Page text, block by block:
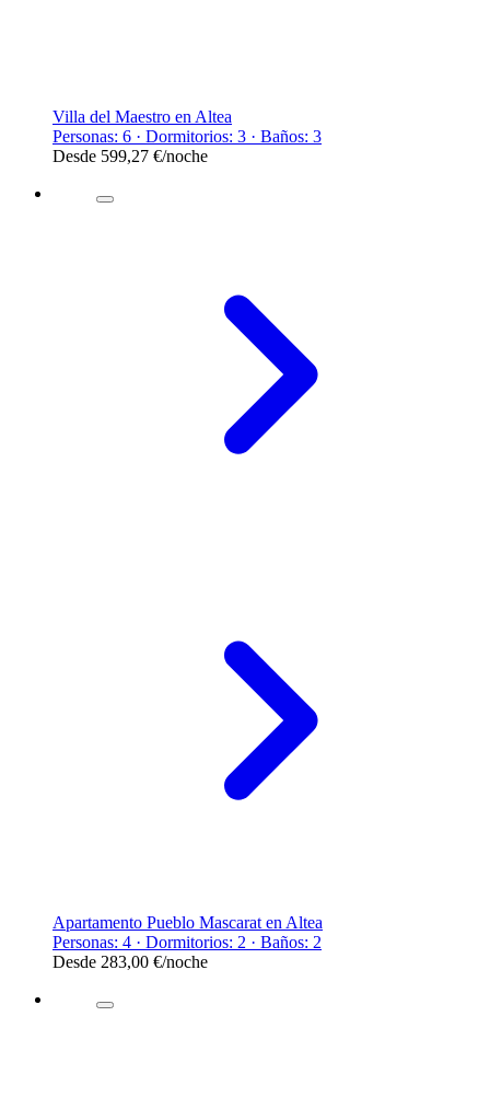
Villa del Maestro en Altea
Personas: 6 · Dormitorios: 3 · Baños: 3
Desde 599,27 €/noche
Apartamento Pueblo Mascarat en Altea
Personas: 4 · Dormitorios: 2 · Baños: 2
Desde 283,00 €/noche